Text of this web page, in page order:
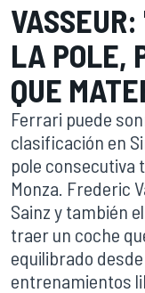
VASSEUR:
LA POLE,
QUE
Ferrari puede
clasificación en
pole consecutiva
Monza. Frederic
Sainz y también
traer un coche
equilibrado
entrenamientos